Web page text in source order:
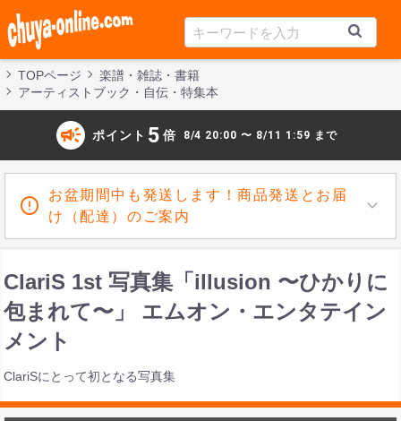
TOPページ
楽譜・雑誌・書籍
アーティストブック・自伝・特集本
campaign ポイント 5 倍 8/4 20:00 〜 8/11 1:59 まで
お盆期間中も発送します！商品発送とお届
け（配達）のご案内
ClariS 1st 写真集「illusion 〜ひかりに
包まれて〜」 エムオン・エンタテイン
メント
ClariSにとって初となる写真集